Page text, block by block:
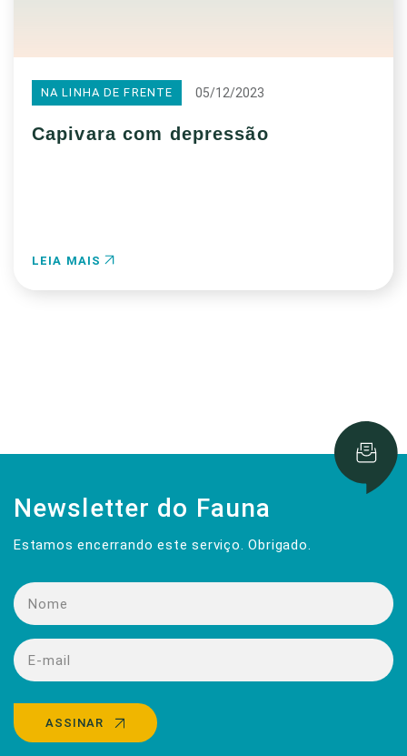
NA LINHA DE FRENTE 05/12/2023
Capivara com depressão
LEIA MAIS
Newsletter do Fauna
Estamos encerrando este serviço. Obrigado.
ASSINAR